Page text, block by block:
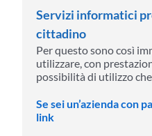
Servizi informatici
cittadino
Per questo sono così
utilizzare, con
possibilità di utilizzo
Se sei un’azienda con
link